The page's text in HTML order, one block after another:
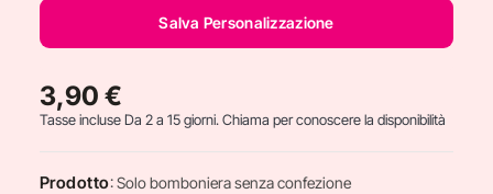
Salva Personalizzazione
3,90 €
Tasse incluseDa 2 a 15 giorni. Chiama per conoscere la disponibilità
Prodotto: Solo bomboniera senza confezione